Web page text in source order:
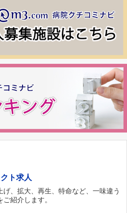
ト求人
げ、拡大、再生、特命など、一味違う
ご紹介します。